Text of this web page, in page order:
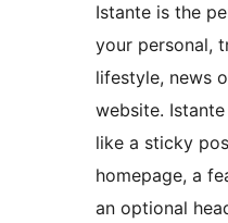
Istante is the
your personal,
lifestyle, news
website.
like a sticky
homepage, a
an optional